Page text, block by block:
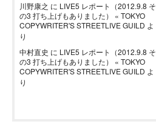
川野康之 に LIVE5 レポート（2012.9.8 そ
の3 打ち上げもありました） « TOKYO
COPYWRITER'S STREETLIVE GUILD よ
り
中村直史 に LIVE5 レポート（2012.9.8 そ
の3 打ち上げもありました） « TOKYO
COPYWRITER'S STREETLIVE GUILD よ
り